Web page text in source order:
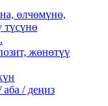
өлчөмүнө,
түсүнө
жөнөтүү
/ деңиз